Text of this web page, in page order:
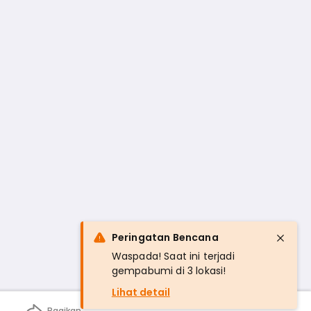
Peringatan Bencana
Waspada! Saat ini terjadi
gempabumi di 3 lokasi!
Lihat detail